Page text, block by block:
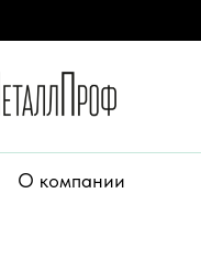
О компании